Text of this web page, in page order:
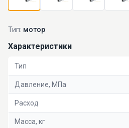
Тип: мотор
Характеристики
Тип
Давление, МПа
Расход
Масса, кг